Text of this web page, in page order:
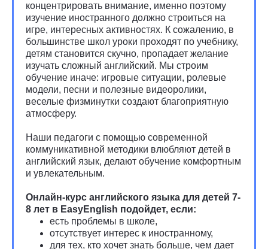
концентрировать внимание, именно поэтому
изучение иностранного должно строиться на
игре, интересных активностях. К сожалению, в
большинстве школ уроки проходят по учебнику,
детям становится скучно, пропадает желание
изучать сложный английский. Мы строим
обучение иначе: игровые ситуации, ролевые
модели, песни и полезные видеоролики,
веселые физминутки создают благоприятную
атмосферу.
Наши педагоги с помощью современной
коммуникативной методики влюбляют детей в
английский язык, делают обучение комфортным
и увлекательным.
Онлайн-курс английского языка для детей 7-
8 лет в EasyEnglish подойдет, если:
есть проблемы в школе,
отсутствует интерес к иностранному,
для тех, кто хочет знать больше, чем дает